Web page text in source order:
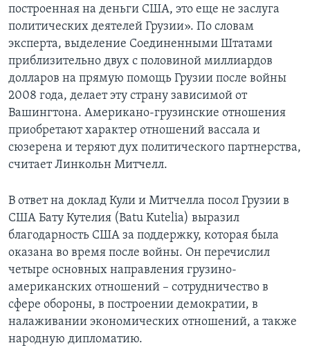
построенная на деньги США, это еще не заслуга
политических деятелей Грузии». По словам
эксперта, выделение Соединенными Штатами
приблизительно двух с половиной миллиардов
долларов на прямую помощь Грузии после войны
2008 года, делает эту страну зависимой от
Вашингтона. Американо-грузинские отношения
приобретают характер отношений вассала и
сюзерена и теряют дух политического партнерства,
считает Линкольн Митчелл.
В ответ на доклад Кули и Митчелла посол Грузии в
США Бату Кутелия (Batu Kutelia) выразил
благодарность США за поддержку, которая была
оказана во время после войны. Он перечислил
четыре основных направления грузино-
американских отношений – сотрудничество в
сфере обороны, в построении демократии, в
налаживании экономических отношений, а также
народную дипломатию.